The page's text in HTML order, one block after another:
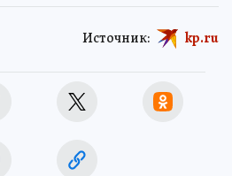
Источник: kp.ru